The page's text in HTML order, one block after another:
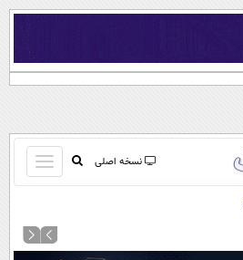
نسخه اصلی
باز
و
کردن
آرشیو